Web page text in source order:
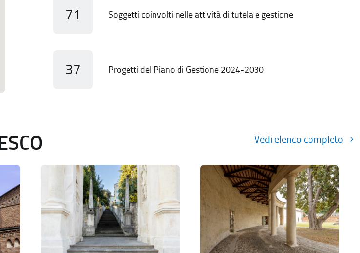
71 Soggetti coinvolti nelle attività di tutela e gestione
37 Progetti del Piano di Gestione 2024-2030
Vedi elenco completo